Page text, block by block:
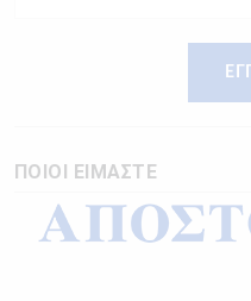
ΠΟΙΟΙ ΕΙΜΑΣΤΕ